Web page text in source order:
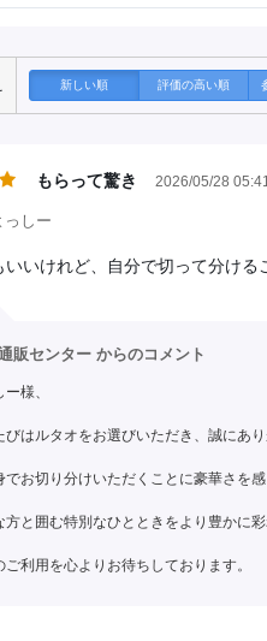
新しい順 評価の高い順
もらって驚き 2026/05/28
っしー
いいけれど、自分で切って分ける
販センター からのコメント
様、
びはルタオをお選びいただき、誠にあり
でお切り分けいただくことに豪華さを
方と囲む特別なひとときをより豊かに
ご利用を心よりお待ちしております。